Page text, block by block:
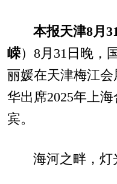
本报天津8月
嵘）8月31日晚，
丽媛在天津梅江
华出席2025年上
宾。
海河之畔，灯